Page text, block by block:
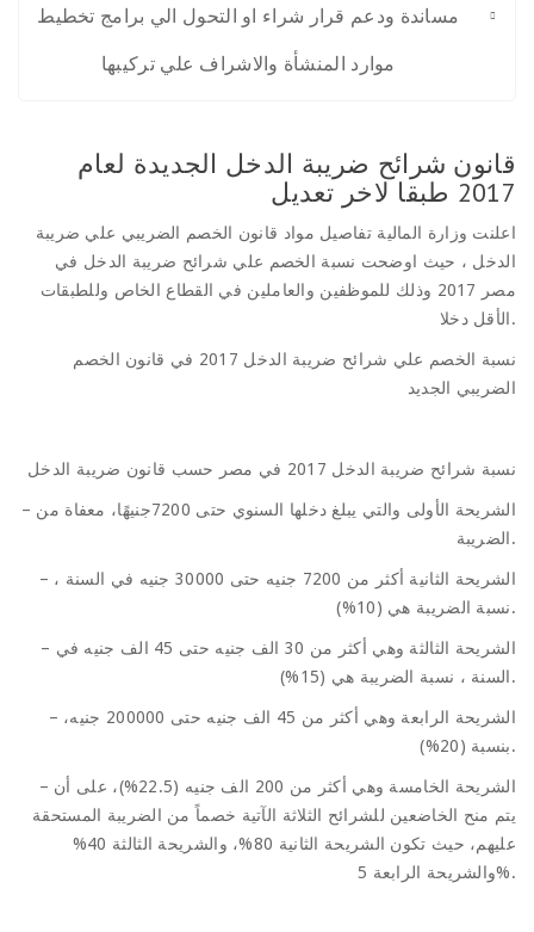
مساندة ودعم قرار شراء او التحول الي برامج تخطيط
موارد المنشأة والاشراف علي تركيبها
قانون شرائح ضريبة الدخل الجديدة لعام
2017 طبقا لاخر تعديل
اعلنت وزارة المالية تفاصيل مواد قانون الخصم الضريبي علي ضريبة
الدخل ، حيث اوضحت نسبة الخصم علي شرائح ضريبة الدخل في
مصر 2017 وذلك للموظفين والعاملين في القطاع الخاص وللطبقات
الأقل دخلا.
نسبة الخصم علي شرائح ضريبة الدخل 2017 في قانون الخصم
الضريبي الجديد
نسبة شرائح ضريبة الدخل 2017 في مصر حسب قانون ضريبة الدخل
– الشريحة الأولى والتي يبلغ دخلها السنوي حتى 7200جنيهًا، معفاة من
الضريبة.
– الشريحة الثانية أكثر من 7200 جنيه حتى 30000 جنيه في السنة ،
نسبة الضريبة هي (10%).
– الشريحة الثالثة وهي أكثر من 30 الف جنيه حتى 45 الف جنيه في
السنة ، نسبة الضريبة هي (15%).
– الشريحة الرابعة وهي أكثر من 45 الف جنيه حتى 200000 جنيه،
بنسبة (20%).
– الشريحة الخامسة وهي أكثر من 200 الف جنيه (22.5%)، على أن
يتم منح الخاضعين للشرائح الثلاثة الآتية خصماً من الضريبة المستحقة
عليهم، حيث تكون الشريحة الثانية 80%، والشريحة الثالثة 40%
والشريحة الرابعة 5%.